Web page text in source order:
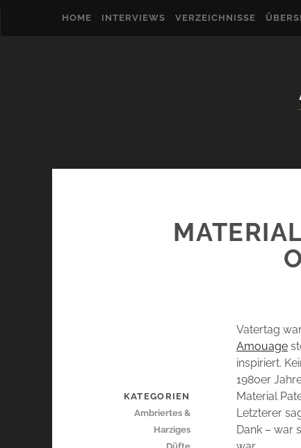
HOME INTERVIEWS VERZEICHNISSE
Vatertag
Amouage
inspiriert.
1980er
Material
Letzterer
Dank – war
KATEGORIEN
Ambriertes &
Harziges